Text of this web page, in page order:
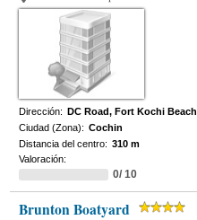
Dirección: DC Road, Fort Kochi Beach
Ciudad (Zona): Cochin
Distancia del centro: 310 m
Valoración:
0/ 10
Brunton Boatyard